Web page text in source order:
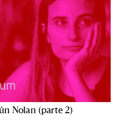
Nolan (parte 2)